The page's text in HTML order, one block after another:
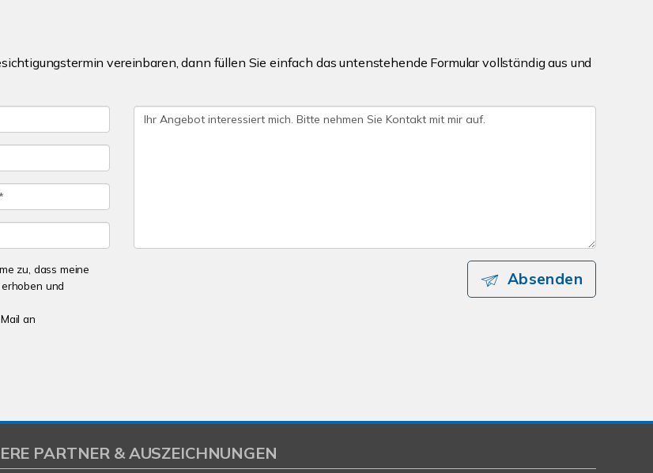
vereinbaren, dann füllen Sie einfach das untenstehende Formular vollständig aus und
zu, dass meine
und
an
Absenden
PARTNER & AUSZEICHNUNGEN